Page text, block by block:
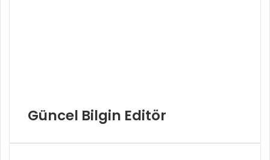
Güncel Bilgin Editör